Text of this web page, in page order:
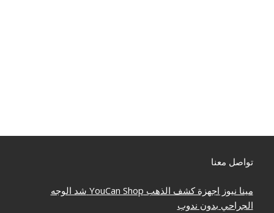
تواصل معنا
مينا نيوز اجهزة كشف الذهب YouCan Shop شد الوجه
الجراحي بدون ندوب